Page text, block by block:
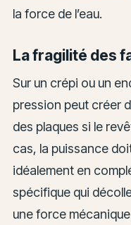
la force de l’eau.
La fragilité des
Sur un crépi ou un
pression peut créer
des plaques si le
cas, la puissance
idéalement en
spécifique qui
une force